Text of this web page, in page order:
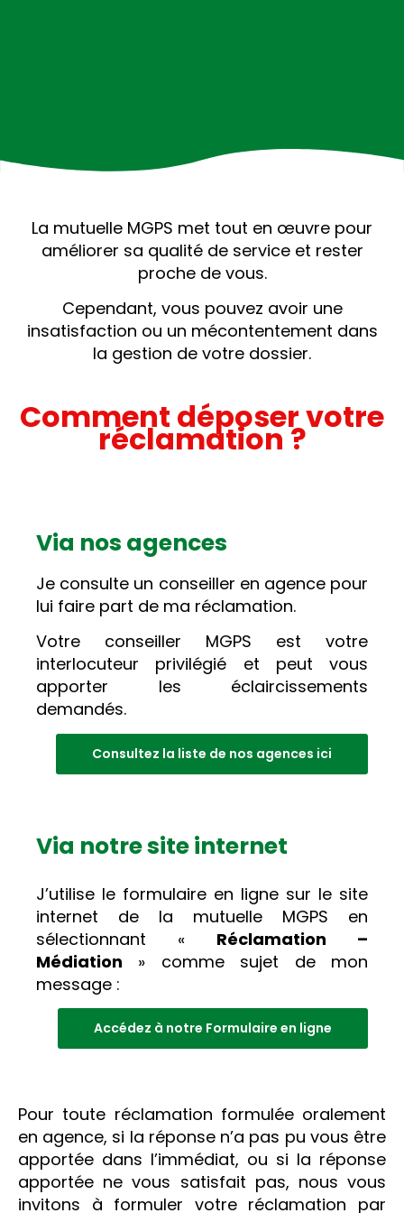
La mutuelle MGPS met tout en œuvre pour
améliorer sa qualité de service et rester
proche de vous.
Cependant, vous pouvez avoir une
insatisfaction ou un mécontentement dans
la gestion de votre dossier.
Comment déposer votre
réclamation ?
Via nos agences
Je consulte un conseiller en agence pour
lui faire part de ma réclamation.
Votre conseiller MGPS est votre
interlocuteur privilégié et peut vous
apporter les éclaircissements
demandés.
Consultez la liste de nos agences ici
Via notre site internet
J’utilise le formulaire en ligne sur le site
internet de la mutuelle MGPS en
sélectionnant « Réclamation –
Médiation » comme sujet de mon
message :
Accédez à notre Formulaire en ligne
Pour toute réclamation formulée oralement
en agence, si la réponse n’a pas pu vous être
apportée dans l’immédiat, ou si la réponse
apportée ne vous satisfait pas, nous vous
invitons à formuler votre réclamation par